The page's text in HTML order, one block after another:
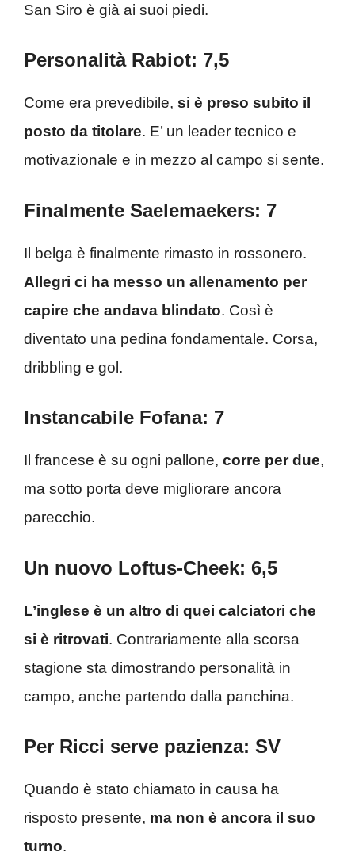
San Siro è già ai suoi piedi.
Personalità Rabiot: 7,5
Come era prevedibile, si è preso subito il
posto da titolare. E’ un leader tecnico e
motivazionale e in mezzo al campo si sente.
Finalmente Saelemaekers: 7
Il belga è finalmente rimasto in rossonero.
Allegri ci ha messo un allenamento per
capire che andava blindato. Così è
diventato una pedina fondamentale. Corsa,
dribbling e gol.
Instancabile Fofana: 7
Il francese è su ogni pallone, corre per due,
ma sotto porta deve migliorare ancora
parecchio.
Un nuovo Loftus-Cheek: 6,5
L’inglese è un altro di quei calciatori che
si è ritrovati. Contrariamente alla scorsa
stagione sta dimostrando personalità in
campo, anche partendo dalla panchina.
Per Ricci serve pazienza: SV
Quando è stato chiamato in causa ha
risposto presente, ma non è ancora il suo
turno.